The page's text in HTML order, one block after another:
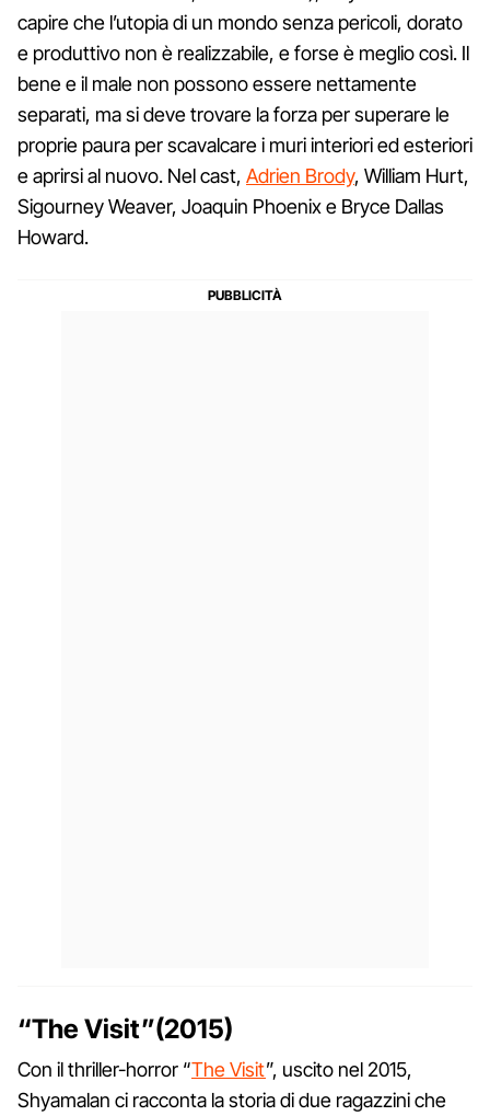
capire che l’utopia di un mondo senza pericoli, dorato
e produttivo non è realizzabile, e forse è meglio così. Il
bene e il male non possono essere nettamente
separati, ma si deve trovare la forza per superare le
proprie paura per scavalcare i muri interiori ed esteriori
e aprirsi al nuovo. Nel cast, Adrien Brody, William Hurt,
Sigourney Weaver, Joaquin Phoenix e Bryce Dallas
Howard.
“The Visit”(2015)
Con il thriller-horror “The Visit”, uscito nel 2015,
Shyamalan ci racconta la storia di due ragazzini che